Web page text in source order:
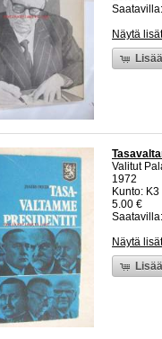
Näytä
Valitut
1972
Kunto:
5.00 €
Näytä